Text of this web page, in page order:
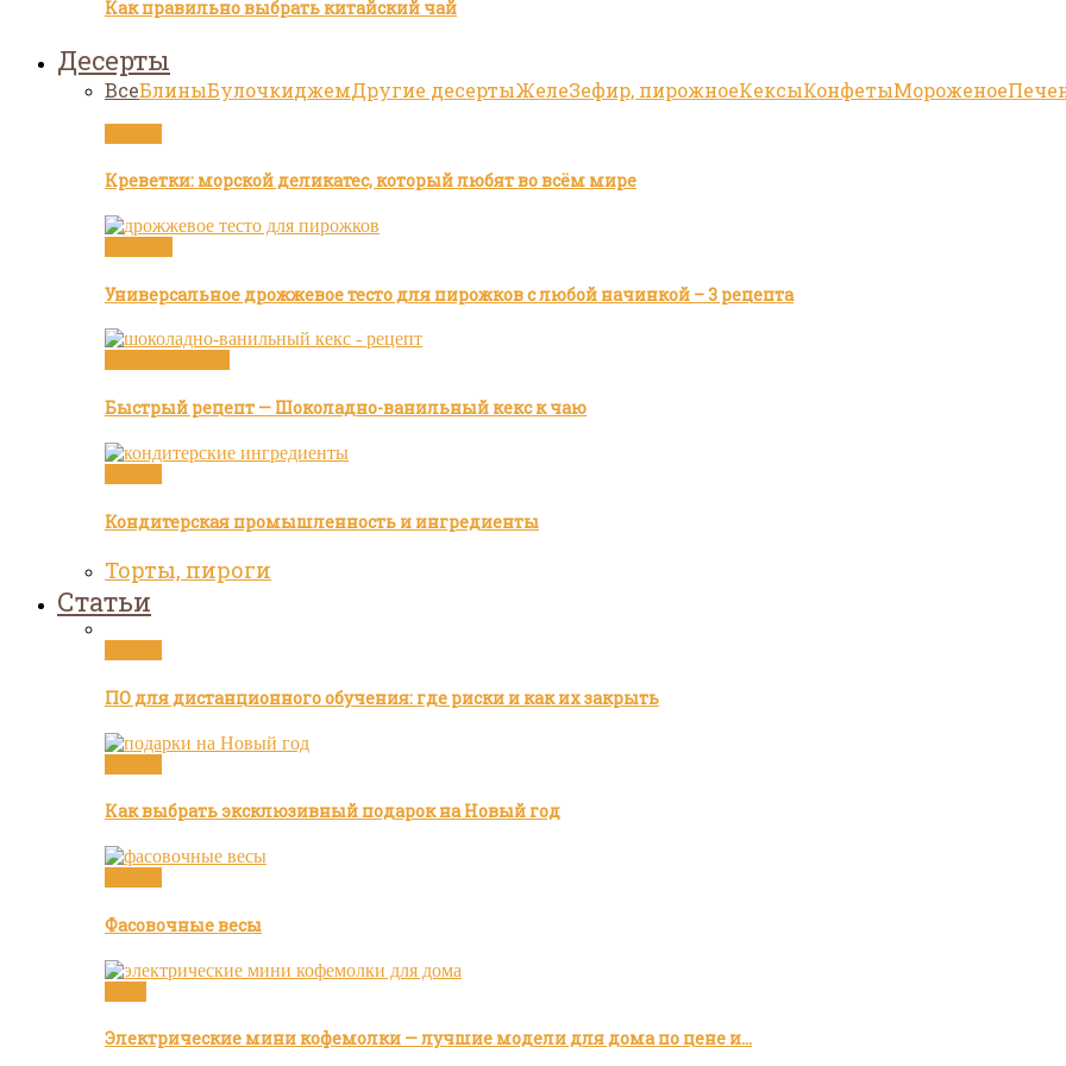
Как правильно выбрать китайский чай
Десерты
ВсеБлиныБулочкиджемДругие десертыЖелеЗефир, пирожноеКексыКонфетыМороженое
Креветки: морской деликатес, который любят во всём мире
Универсальное дрожжевое тесто для пирожков с любой начинкой – 3 рецепта
Быстрый рецепт — Шоколадно-ванильный кекс к чаю
Кондитерская промышленность и ингредиенты
Торты, пироги
Статьи
ПО для дистанционного обучения: где риски и как их закрыть
Как выбрать эксклюзивный подарок на Новый год
Фасовочные весы
Электрические мини кофемолки — лучшие модели для дома по цене и…